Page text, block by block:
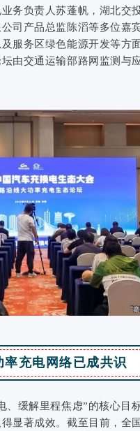
务负责人苏蓬帆，湖北交
司产品总监陈滔等多位嘉
服务区绿色能源开发等方
由交通运输部路网监测与
率充电网络已成共识
、缓解里程焦虑”的核心目
显著成效。截至目前，全